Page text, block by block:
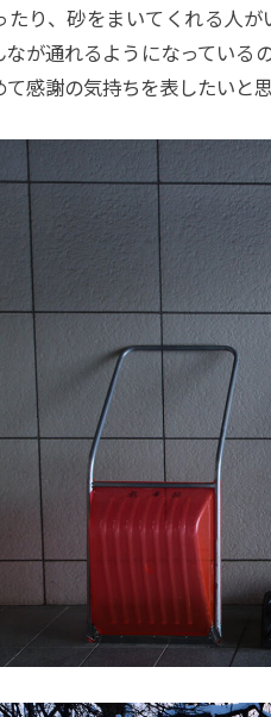
たり、砂をまいてくれる人
なが通れるようになっている
て感謝の気持ちを表したいと